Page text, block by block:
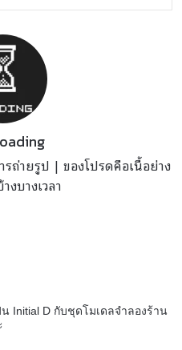
ถ่ายรูป | ของโปรดคือเนื้อย่าง
งบางเวลา
น Initial D กับชุดโมเดลจำลองร้าน